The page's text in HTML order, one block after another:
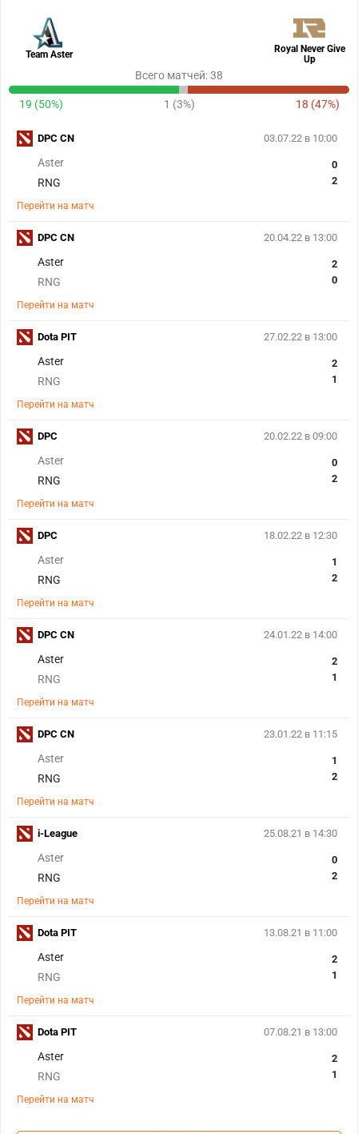
Team Aster
Royal Never Give
Up
Всего матчей: 38
19 (50%) 1 (3%) 18 (47%)
03.07.22 в 10:00
Aster
RNG
0
2
Перейти на матч
DPC CN
20.04.22 в 13:00
Aster
RNG
2
0
Перейти на матч
DPC CN
27.02.22 в 13:00
Aster
RNG
2
1
Перейти на матч
Dota PIT
20.02.22 в 09:00
Aster
RNG
0
2
Перейти на матч
DPC
18.02.22 в 12:30
Aster
RNG
1
2
Перейти на матч
DPC
24.01.22 в 14:00
Aster
RNG
2
1
Перейти на матч
DPC CN
23.01.22 в 11:15
Aster
RNG
1
2
Перейти на матч
DPC CN
25.08.21 в 14:30
Aster
RNG
0
2
Перейти на матч
i-League
13.08.21 в 11:00
Aster
RNG
2
1
Перейти на матч
Dota PIT
07.08.21 в 13:00
Aster
RNG
2
1
Перейти на матч
Dota PIT